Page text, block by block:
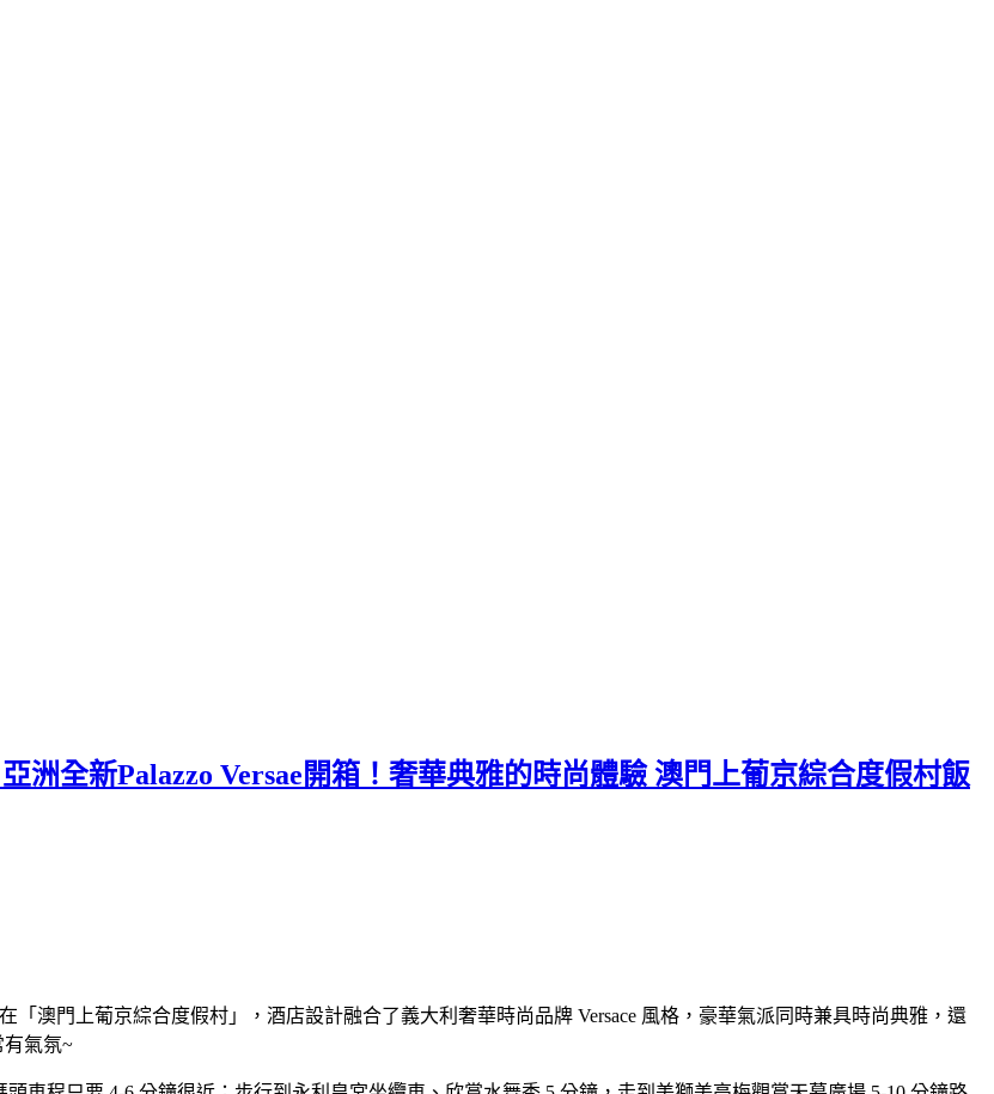
洲全新Palazzo Versae開箱！奢華典雅的時尚體驗 澳門上葡京綜合度假村飯
在「澳門上葡京綜合度假村」，酒店設計融合了義大利奢華時尚品牌 Versace 風格，豪華氣派同時兼具時尚典雅，還
有氣氛~